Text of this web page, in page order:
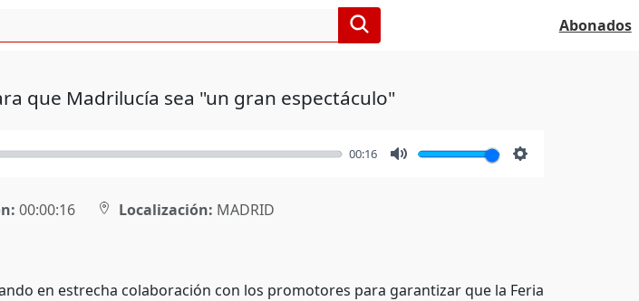
Abonados
que Madrilucía sea "un gran espectáculo"
00:16
00:00:16 Localización: MADRID
en estrecha colaboración con los promotores para garantizar que la Feria